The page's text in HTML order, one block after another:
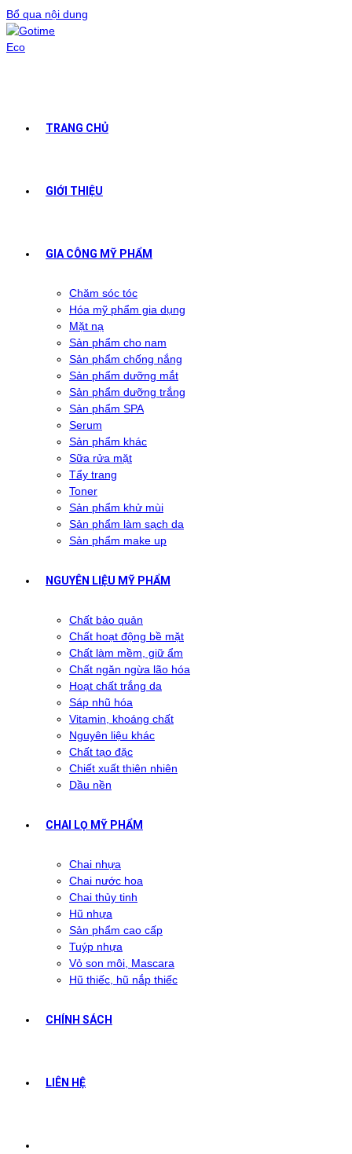
Bổ qua nội dung
TRANG CHỦ
GIỚI THIỆU
GIA CÔNG MỸ PHẨM
Chăm sóc tóc
Hóa mỹ phẩm gia dụng
Mặt nạ
Sản phẩm cho nam
Sản phẩm chống nắng
Sản phẩm dưỡng mắt
Sản phẩm dưỡng trắng
Sản phẩm SPA
Serum
Sản phẩm khác
Sữa rửa mặt
Tẩy trang
Toner
Sản phẩm khử mùi
Sản phẩm làm sạch da
Sản phẩm make up
NGUYÊN LIỆU MỸ PHẨM
Chất bảo quản
Chất hoạt động bề mặt
Chất làm mềm, giữ ẩm
Chất ngăn ngừa lão hóa
Hoạt chất trắng da
Sáp nhũ hóa
Vitamin, khoáng chất
Nguyên liệu khác
Chất tạo đặc
Chiết xuất thiên nhiên
Dầu nền
CHAI LỌ MỸ PHẨM
Chai nhựa
Chai nước hoa
Chai thủy tinh
Hũ nhựa
Sản phẩm cao cấp
Tuýp nhựa
Vỏ son môi, Mascara
Hũ thiếc, hũ nắp thiếc
CHÍNH SÁCH
LIÊN HỆ